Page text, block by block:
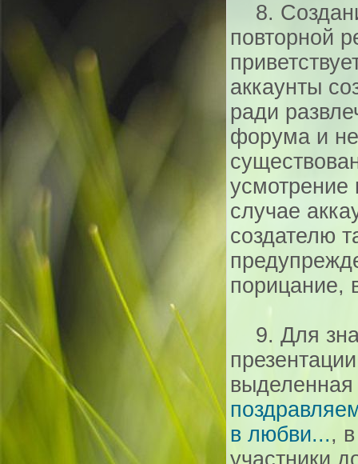
8.
повторной
аккаунты
ради
форума и не
усмотрение
случае
создателю
порицание,
9. Для
в любви...,
участники